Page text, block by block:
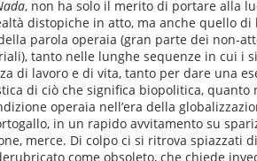
, non ha solo il merito di portare alla
distopiche in atto, ma anche quello di
parola operaia (gran parte dei non-
tanto nelle lunghe sequenze in cui i
di lavoro e di vita, tanto per dare una
di ciò che significa biopolitica, quanto
operaia nell’era della
in un rapido avvitamento su
merce. Di colpo ci si ritrova spiazzati
come obsoleto, che chiede